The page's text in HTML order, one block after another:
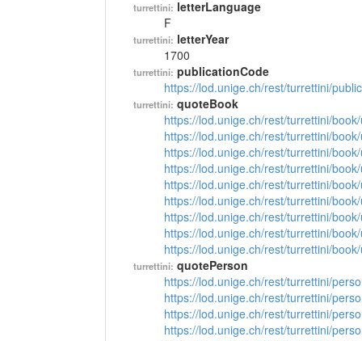
turrettini: letterLanguage
F
turrettini: letterYear
1700
turrettini: publicationCode
https://lod.unige.ch/rest/turrettini/
turrettini: quoteBook
https://lod.unige.ch/rest/turrettini/
https://lod.unige.ch/rest/turrettini/
https://lod.unige.ch/rest/turrettini/
https://lod.unige.ch/rest/turrettini/
https://lod.unige.ch/rest/turrettini/
https://lod.unige.ch/rest/turrettini/
https://lod.unige.ch/rest/turrettini/
https://lod.unige.ch/rest/turrettini/
https://lod.unige.ch/rest/turrettini/
turrettini: quotePerson
https://lod.unige.ch/rest/turrettini/
https://lod.unige.ch/rest/turrettini/
https://lod.unige.ch/rest/turrettini/
https://lod.unige.ch/rest/turrettini/